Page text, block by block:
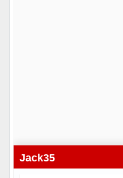
Jack35